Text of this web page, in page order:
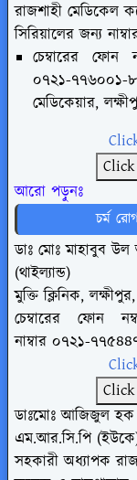
রাজশাহী মেডিকেল
সিরিয়ালের জন্য
চেম্বারের
০৭২১-
মেডিকেয়ার,
আরো পড়ুনঃ
চর্ম
ডাঃ মোঃ মাহাবুব
(থাইল্যান্ড)
মুক্তি ক্লিনিক,
চেম্বারের ফোন
নাম্বার ০৭২১-
ডাঃমোঃ আজিজুল
এম.আর.সি.পি
সহকারী অধ্যাপক